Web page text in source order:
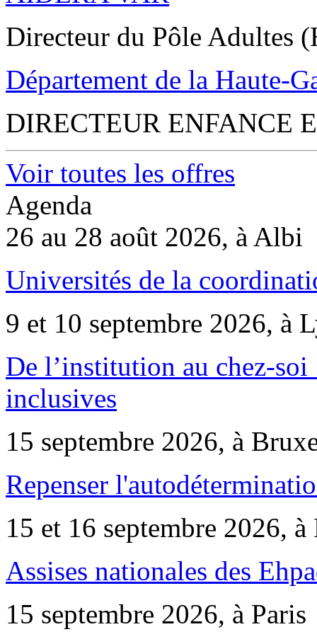
Directeur du Pôle Adultes
Département de la Haute-
DIRECTEUR ENFANCE
Voir toutes les offres
Agenda
26 au 28 août 2026, à Albi
Universités de la
9 et 10 septembre 2026, à
De l’institution au chez-
inclusives
15 septembre 2026, à
Repenser
15 et 16 septembre 2026, à
Assises nationales des
15 septembre 2026, à Paris